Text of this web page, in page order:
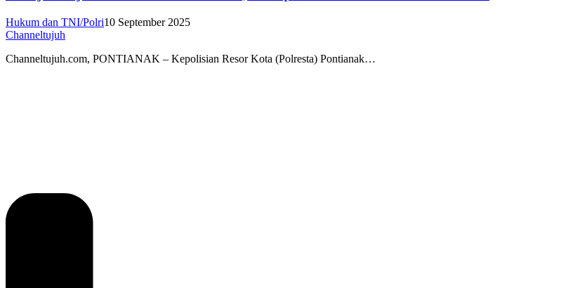
Hukum dan TNI/Polri10 September 2025
Channeltujuh
Channeltujuh.com, PONTIANAK – Kepolisian Resor Kota (Polresta) Pontianak…